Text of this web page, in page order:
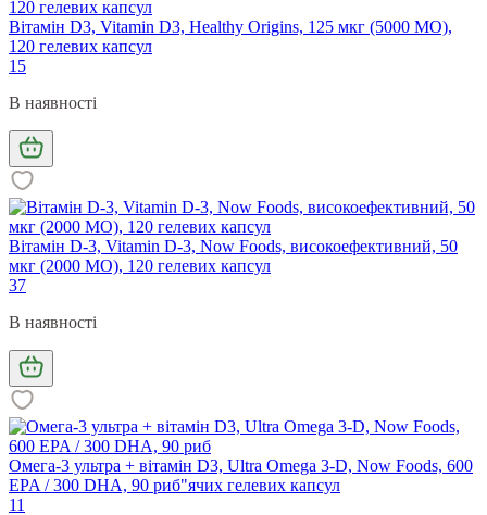
Вітамін D3, Vitamin D3, Healthy Origins, 125 мкг (5000 МО),
120 гелевих капсул
15
В наявності
Вітамін D-3, Vitamin D-3, Now Foods, високоефективний, 50
мкг (2000 МО), 120 гелевих капсул
37
В наявності
Омега-3 ультра + вітамін D3, Ultra Omega 3-D, Now Foods, 600
EPA / 300 DHA, 90 риб"ячих гелевих капсул
11